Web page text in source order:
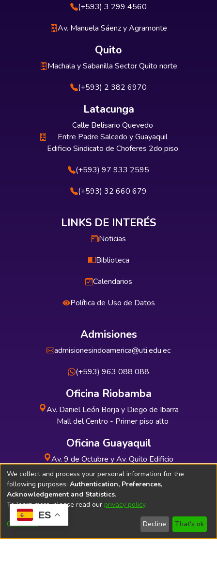
ES
(+593) 3 299 4560
Av. Manuela Sáenz y Agramonte
Quito
Machala y Sabanilla Sector Quito norte
(+593) 2 382 6970
Latacunga
Calle Belisario Quevedo
Entre Padre Salcedo y Guayaquil
Edificio Sindicato de Choferes 2do piso
(+593) 97 933 2595
(+593) 32 660 679
LINKS DE INTERÉS
Noticias
Biblioteca
Calendarios
Política de Uso de Datos
Admisiones
admisionesindoamerica@uti.edu.ec
(+593) 963 088 088
Oficina Riobamba
Av. Daniel León Borja y Diego de Ibarra
Mall del Centro - Primer piso alto
Oficina Guayaquil
Av. 9 de Octubre y Av. Quito Edificio
INDUAUTO - Planta baja
Soporte Técnico Bibliolatino.com
We collect and process your personal information for the
following purposes: Authentication, Preferences,
Acknowledgement and Statistics.
To learn more, please read our privacy policy.
Customize Decline That's ok